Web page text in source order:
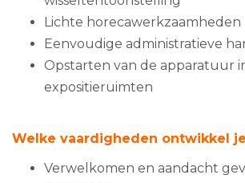
Lichte horecawerkzaamheden
Eenvoudige administratieve
Opstarten van de apparatuur
expositieruimten
Welke vaardigheden ontwikkel je
Verwelkomen en aandacht